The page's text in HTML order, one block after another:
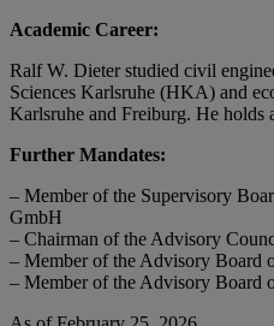
Academic Career:
Ralf W. Dieter studied civil
Sciences Karlsruhe (HKA) and
Karlsruhe and Freiburg. He holds
Further Mandates:
– Member of the Supervisory
GmbH
– Chairman of the Advisory
– Member of the Advisory Board
– Member of the Advisory Board